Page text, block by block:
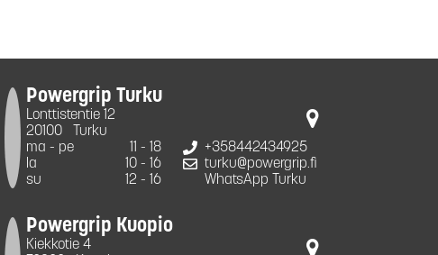
Powergrip Turku
Lonttistentie 12
20100
Turku
ma - pe
11 - 18
la
10 - 16
su
12 - 16
+358442434925
turku@powergrip.fi
WhatsApp Turku
Powergrip Kuopio
Kiekkotie 4